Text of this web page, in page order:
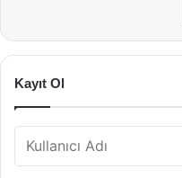
Kayıt Ol